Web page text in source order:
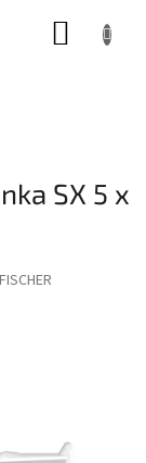
SX 5 x
FISCHER